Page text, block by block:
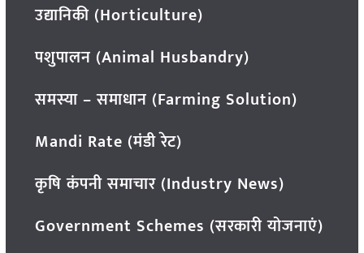
उद्यानिकी (Horticulture)
पशुपालन (Animal Husbandry)
समस्या – समाधान (Farming Solution)
Mandi Rate (मंडी रेट)
कृषि कंपनी समाचार (Industry News)
Government Schemes (सरकारी योजनाएं)